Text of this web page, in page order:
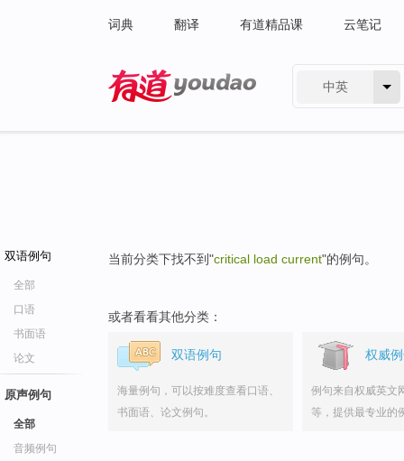
词典 翻译 有道精品课 云笔记
中英
双语例句
全部
口语
书面语
论文
原声例句
全部
音频例句
当前分类下找不到"critical load current"的例句。
或者看看其他分类：
双语例句
海量例句，可以按难度查看口语、
书面语、论文例句。
权威
例句来自权威英文
等，提供最专业的